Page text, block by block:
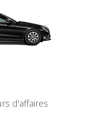
d'affaires